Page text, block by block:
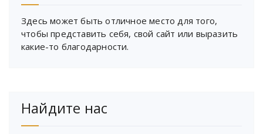
Здесь может быть отличное место для того,
чтобы представить себя, свой сайт или выразить
какие-то благодарности.
Найдите нас